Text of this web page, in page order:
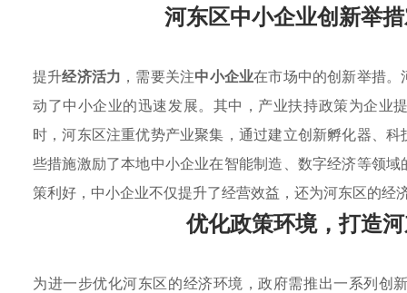
河东区中小企业创新举
提升经济活力 ，需要关注中小企业在市场中的创新举措
动了中小企业的迅速发展。其中，产业扶持政策为企业
时，河东区注重优势产业聚集，通过建立创新孵化器、
些措施激励了本地中小企业在智能制造、数字经济等领
策利好，中小企业不仅提升了经营效益，还为河东区的经
优化政策环境，打造
为进一步优化河东区的经济环境，政府需推出一系列创